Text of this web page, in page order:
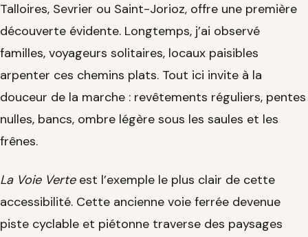
Talloires, Sevrier ou Saint-Jorioz, offre une première
découverte évidente. Longtemps, j’ai observé
familles, voyageurs solitaires, locaux paisibles
arpenter ces chemins plats. Tout ici invite à la
douceur de la marche : revêtements réguliers, pentes
nulles, bancs, ombre légère sous les saules et les
frênes.
La Voie Verteest l’exemple le plus clair de cette
accessibilité. Cette ancienne voie ferrée devenue
piste cyclable et piétonne traverse des paysages